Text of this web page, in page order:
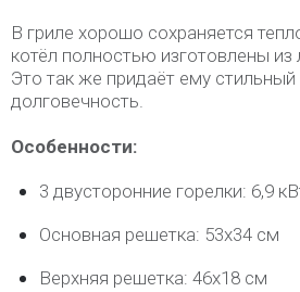
В гриле хорошо сохраняется
котёл полностью изготовлены
Это так же придаёт ему
долговечность.
Особенности:
3 двусторонние горелки: 6,9
Основная решетка: 53х34 см
Верхняя решетка: 46х18 см